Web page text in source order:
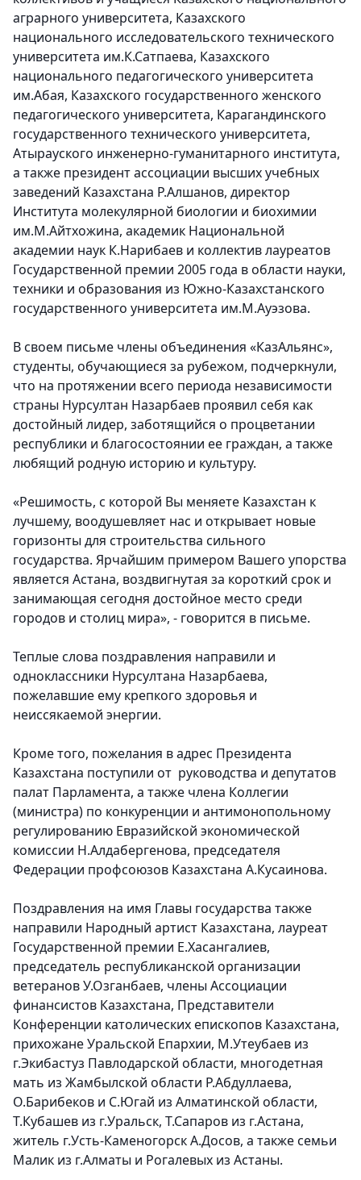
аграрного университета, Казахского
национального исследовательского технического
университета им.К.Сатпаева, Казахского
национального педагогического университета
им.Абая, Казахского государственного женского
педагогического университета, Карагандинского
государственного технического университета,
Атырауского инженерно-гуманитарного института,
а также президент ассоциации высших учебных
заведений Казахстана Р.Алшанов, директор
Института молекулярной биологии и биохимии
им.М.Айтхожина, академик Национальной
академии наук К.Нарибаев и коллектив лауреатов
Государственной премии 2005 года в области науки,
техники и образования из Южно-Казахстанского
государственного университета им.М.Ауэзова.
В своем письме члены объединения «КазАльянс»,
студенты, обучающиеся за рубежом, подчеркнули,
что на протяжении всего периода независимости
страны Нурсултан Назарбаев проявил себя как
достойный лидер, заботящийся о процветании
республики и благосостоянии ее граждан, а также
любящий родную историю и культуру.
«Решимость, с которой Вы меняете Казахстан к
лучшему, воодушевляет нас и открывает новые
горизонты для строительства сильного
государства. Ярчайшим примером Вашего упорства
является Астана, воздвигнутая за короткий срок и
занимающая сегодня достойное место среди
городов и столиц мира», - говорится в письме.
Теплые слова поздравления направили и
одноклассники Нурсултана Назарбаева,
пожелавшие ему крепкого здоровья и
неиссякаемой энергии.
Кроме того, пожелания в адрес Президента
Казахстана поступили от руководства и депутатов
палат Парламента, а также члена Коллегии
(министра) по конкуренции и антимонопольному
регулированию Евразийской экономической
комиссии Н.Алдабергенова, председателя
Федерации профсоюзов Казахстана А.Кусаинова.
Поздравления на имя Главы государства также
направили Народный артист Казахстана, лауреат
Государственной премии Е.Хасангалиев,
председатель республиканской организации
ветеранов У.Озганбаев, члены Ассоциации
финансистов Казахстана, Представители
Конференции католических епископов Казахстана,
прихожане Уральской Епархии, М.Утеубаев из
г.Экибастуз Павлодарской области, многодетная
мать из Жамбылской области Р.Абдуллаева,
О.Барибеков и С.Югай из Алматинской области,
Т.Кубашев из г.Уральск, Т.Сапаров из г.Астана,
житель г.Усть-Каменогорск А.Досов, а также семьи
Малик из г.Алматы и Рогалевых из Астаны.